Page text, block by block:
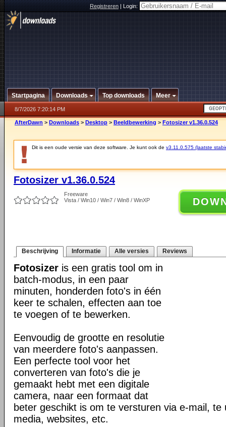
Registreren|Login:
Startpagina Downloads Top downloads Meer
8/7/2026 7:20:14 PM
AfterDawn > Downloads > Desktop > Beeldbewerking > Fotosizer v1.36.0.524
Dit is een oude versie van deze software. Je kunt ook de v3.11.0.575 (laatste
Fotosizer v1.36.0.524
Freeware
Vista / Win10 / Win7 / Win8 / WinXP
Beschrijving Informatie Alle versies Reviews
Fotosizer is een gratis tool om in
batch-modus, in een paar
minuten, honderden foto's in één
keer te schalen, effecten aan toe
te voegen of te bewerken.
Eenvoudig de grootte en resolutie
van meerdere foto's aanpassen.
Een perfecte tool voor het
converteren van foto's die je
gemaakt hebt met een digitale
camera, naar een formaat dat
beter geschikt is om te versturen via e-mail, te
media, websites, etc.